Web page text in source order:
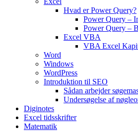
Hvad er Power Query?
Power Query –
Power Query –
Excel VBA
VBA Excel
Word
Windows
WordPress
Introduktion til SEO
Sådan arbejder
Undersøgelse af
Diginotes
Excel tidsskrifter
Matematik